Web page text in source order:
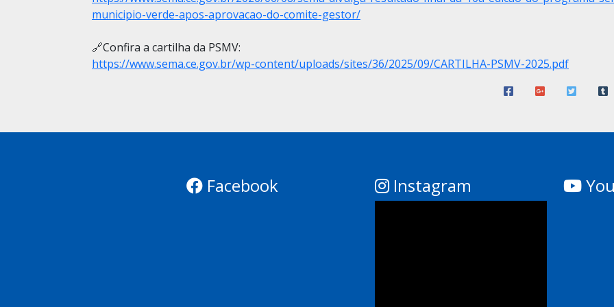
municipio-verde-apos-aprovacao-do-comite-gestor/
🔗Confira a cartilha da PSMV:
https://www.sema.ce.gov.br/wp-content/uploads/sites/36/2025/09/CARTILHA-PSMV-2025.pdf
Facebook Instagram